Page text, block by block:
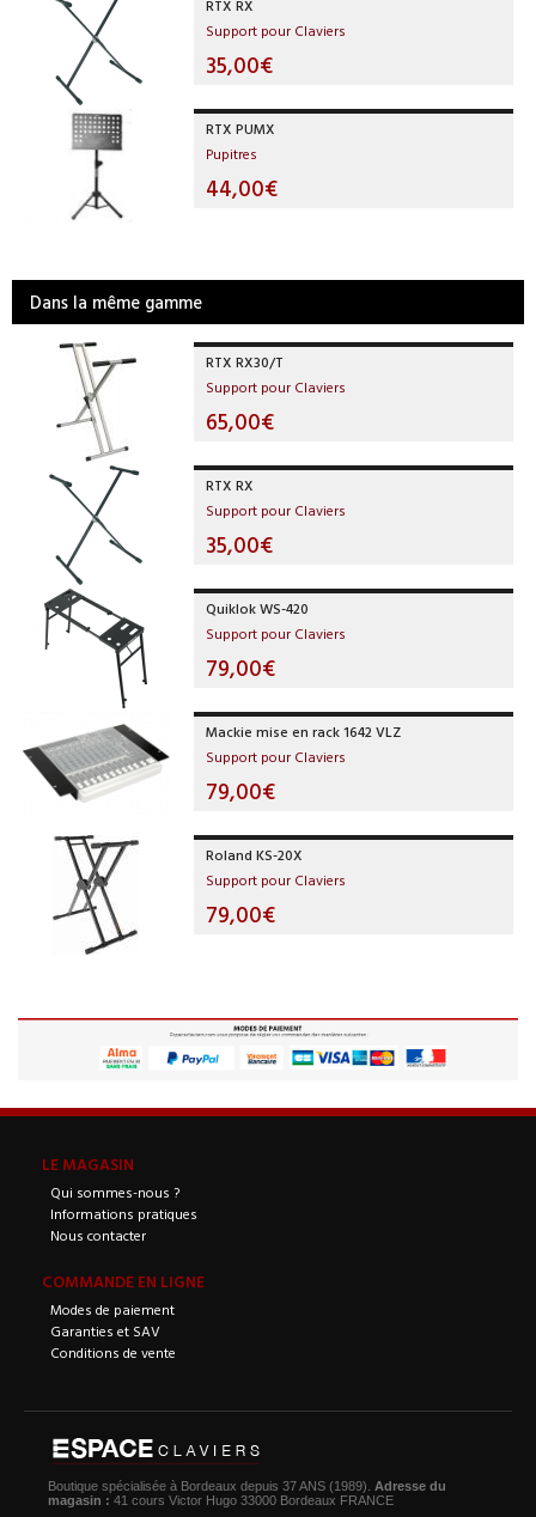
RTX RX
Support pour Claviers
35,00€
RTX PUMX
Pupitres
44,00€
Dans la même gamme
RTX RX30/T
Support pour Claviers
65,00€
RTX RX
Support pour Claviers
35,00€
Quiklok WS-420
Support pour Claviers
79,00€
Mackie mise en rack 1642 VLZ
Support pour Claviers
79,00€
Roland KS-20X
Support pour Claviers
79,00€
LE MAGASIN
Qui sommes-nous ?
Informations pratiques
Nous contacter
COMMANDE EN LIGNE
Modes de paiement
Garanties et SAV
Conditions de vente
Boutique spécialisée à Bordeaux depuis 37 ANS (1989). Adresse du
magasin : 41 cours Victor Hugo 33000 Bordeaux FRANCE